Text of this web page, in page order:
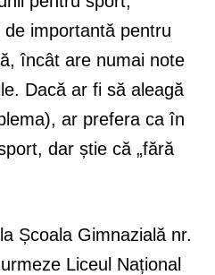
importantă pentru
încât are numai note
Dacă ar fi să aleagă
ar prefera ca în
dar știe că „fără
Școala Gimnazială nr.
Liceul Național